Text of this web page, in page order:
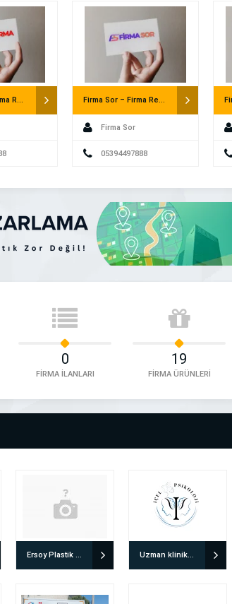
açılamaz. Ayrıca usulüne
Hızlı Firma – Firma Rehberi Firma Sor – Firma Rehberi
Firma Sor
05394497888
0
FİRMA İLANLARI
19
FİRMA ÜRÜNLERİ
Ersoy Plastik Ambalaj Uzman klinik Psikolog Doğuş Yılmaz